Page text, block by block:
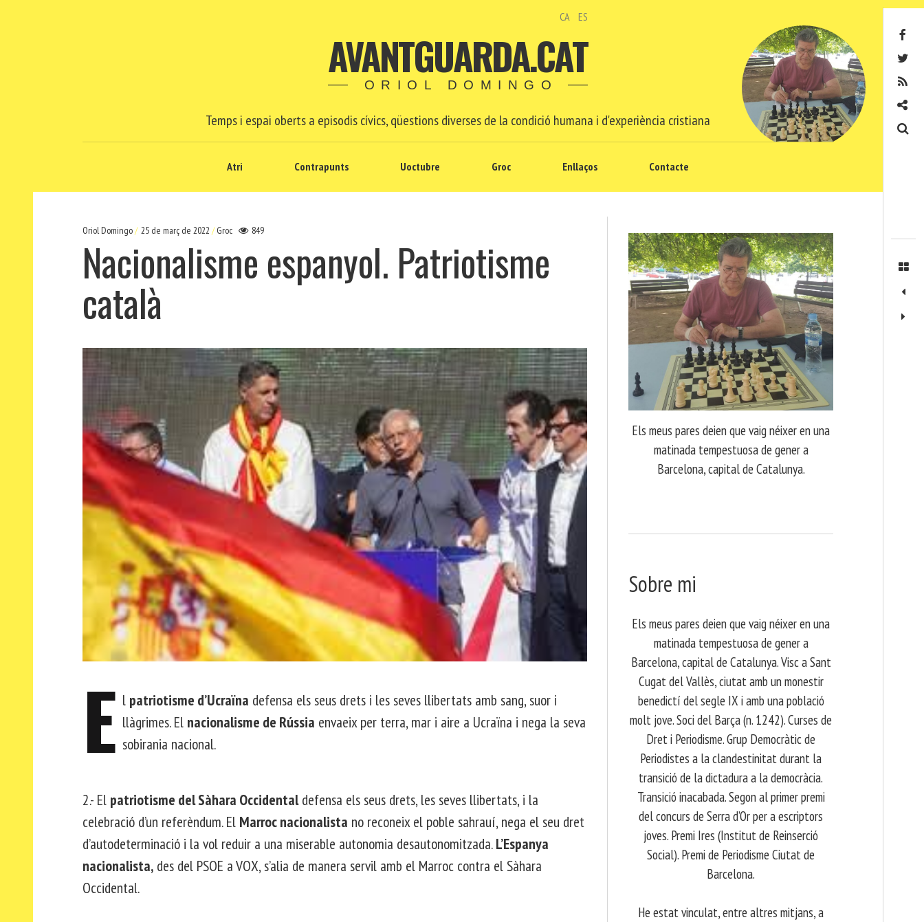
CA ES
AVANTGUARDA.CAT
ORIOL DOMINGO
Temps i espai oberts a episodis cívics, qüestions diverses de la condició humana i d'experiència cristiana
Atri Contrapunts Uoctubre Groc Enllaços Contacte
Oriol Domingo 25 de març de 2022 Groc 849
Nacionalisme espanyol. Patriotisme
català
E l patriotisme d’Ucraïna defensa els seus drets i les seves llibertats amb sang, suor i
llàgrimes. El nacionalisme de Rússia envaeix per terra, mar i aire a Ucraïna i nega la seva
sobirania nacional.
2.- El patriotisme del Sàhara Occidentaldefensa els seus drets, les seves llibertats, i la
celebració d’un referèndum. El Marroc nacionalista no reconeix el poble sahrauí, nega el seu dret
d’autodeterminació i la vol reduir a una miserable autonomia desautonomitzada.L’Espanya
nacionalista, des del PSOE a VOX, s’alia de manera servil amb el Marroc contra el Sàhara
Occidental.
Els meus pares deien que vaig néixer en una
matinada tempestuosa de gener a
Barcelona, capital de Catalunya.
Sobre mi
Els meus pares deien que vaig néixer en una
matinada tempestuosa de gener a
Barcelona, capital de Catalunya. Visc a Sant
Cugat del Vallès, ciutat amb un monestir
benedictí del segle IX i amb una població
molt jove. Soci del Barça (n. 1242). Curses de
Dret i Periodisme. Grup Democràtic de
Periodistes a la clandestinitat durant la
transició de la dictadura a la democràcia.
Transició inacabada. Segon al primer premi
del concurs de Serra d’Or per a escriptors
joves. Premi Ires (Institut de Reinserció
Social). Premi de Periodisme Ciutat de
Barcelona.
​ He estat vinculat, entre altres mitjans, a
Contacte